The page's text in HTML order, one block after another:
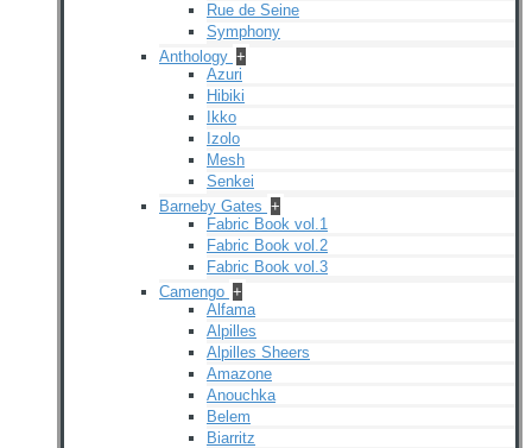
Rue de Seine
Symphony
Anthology +
Azuri
Hibiki
Ikko
Izolo
Mesh
Senkei
Barneby Gates +
Fabric Book vol.1
Fabric Book vol.2
Fabric Book vol.3
Camengo +
Alfama
Alpilles
Alpilles Sheers
Amazone
Anouchka
Belem
Biarritz